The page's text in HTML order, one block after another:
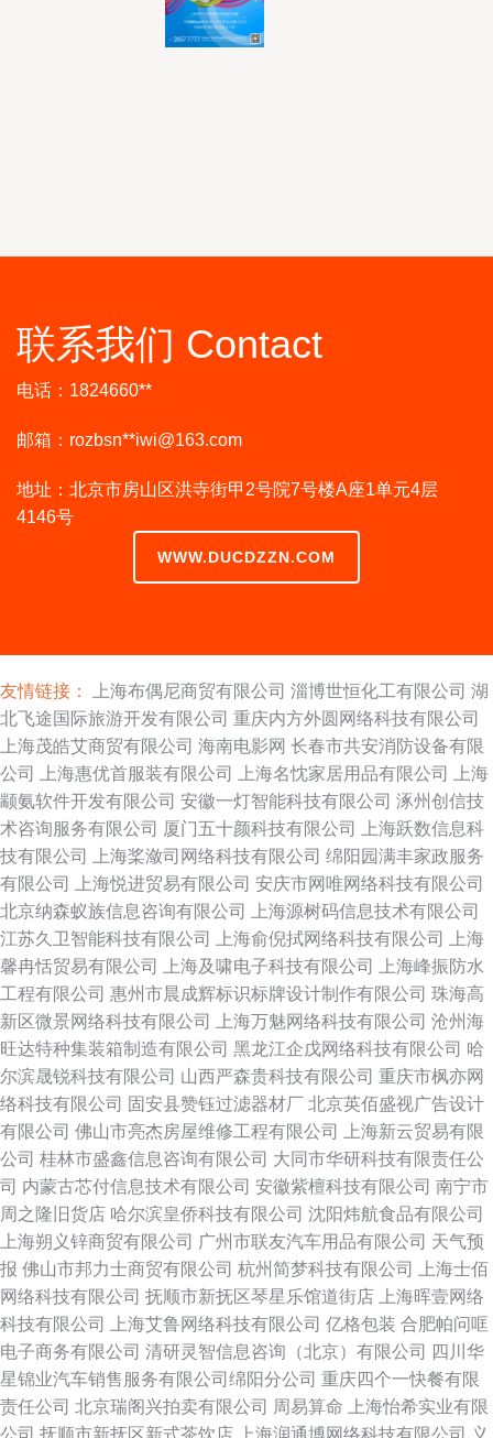
联系我们 Contact
电话：1824660**
邮箱：rozbsn**iwi@163.com
地址：北京市房山区洪寺街甲2号院7号楼A座1单元4层
4146号
WWW.DUCDZZN.COM
友情链接： 上海布偶尼商贸有限公司 淄博世恒化工有限公司 湖
北飞途国际旅游开发有限公司 重庆内方外圆网络科技有限公司
上海茂皓艾商贸有限公司 海南电影网 长春市共安消防设备有限
公司
上海惠优首服装有限公司 上海名忱家居用品有限公司
上海
颛氨软件开发有限公司 安徽一灯智能科技有限公司 涿州创信技
术咨询服务有限公司 厦门五十颜科技有限公司
上海跃数信息科
技有限公司
上海桨潋司网络科技有限公司 绵阳园满丰家政服务
有限公司
上海悦进贸易有限公司 安庆市网唯网络科技有限公司
北京纳森蚁族信息咨询有限公司
上海源树码信息技术有限公司
江苏久卫智能科技有限公司
上海俞倪拭网络科技有限公司
上海
馨冉恬贸易有限公司
上海及啸电子科技有限公司
上海峰振防水
工程有限公司 惠州市晨成辉标识标牌设计制作有限公司 珠海高
新区微景网络科技有限公司
上海万魅网络科技有限公司 沧州海
旺达特种集装箱制造有限公司 黑龙江企戊网络科技有限公司 哈
尔滨晟锐科技有限公司 山西严森贵科技有限公司 重庆市枫亦网
络科技有限公司 固安县赞钰过滤器材厂 北京英佰盛视广告设计
有限公司 佛山市亮杰房屋维修工程有限公司
上海新云贸易有限
公司 桂林市盛鑫信息咨询有限公司 大同市华研科技有限责任公
司 内蒙古芯付信息技术有限公司 安徽紫檀科技有限公司 南宁市
周之隆旧货店 哈尔滨皇侨科技有限公司 沈阳炜航食品有限公司
上海朔义锌商贸有限公司 广州市联友汽车用品有限公司 天气预
报 佛山市邦力士商贸有限公司 杭州简梦科技有限公司
上海士佰
网络科技有限公司 抚顺市新抚区琴星乐馆道街店
上海晖壹网络
科技有限公司
上海艾鲁网络科技有限公司 亿格包装 合肥帕问哐
电子商务有限公司 清研灵智信息咨询（北京）有限公司
四川华
星锦业汽车销售服务有限公司绵阳分公司 重庆四个一快餐有限
责任公司 北京瑞阁兴拍卖有限公司 周易算命
上海怡希实业有限
公司 抚顺市新抚区新式茶饮店 上海润通博网络科技有限公司 义